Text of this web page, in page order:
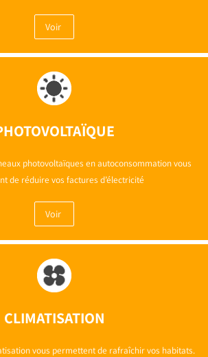
Voir
photovoltaïques en autoconsommation vous
de réduire vos factures d’électricité
Voir
CLIMATISATION
vous permettent de rafraîchir vos habitats.